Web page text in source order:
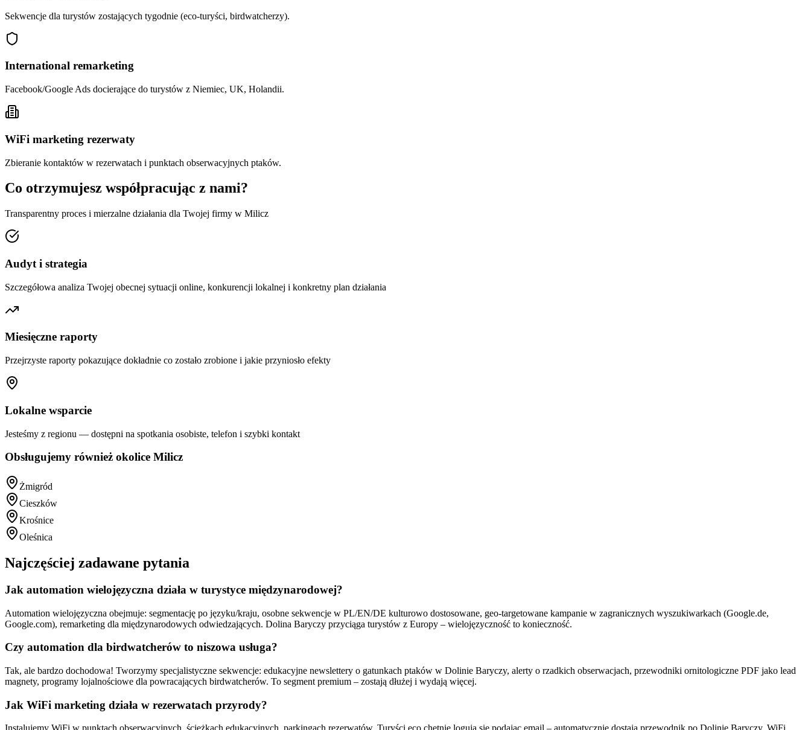
Sekwencje dla turystów zostających tygodnie (eco-turyści, birdwatcherzy).
International remarketing
Facebook/Google Ads docierające do turystów z Niemiec, UK, Holandii.
WiFi marketing rezerwaty
Zbieranie kontaktów w rezerwatach i punktach obserwacyjnych ptaków.
Co otrzymujesz współpracując z nami?
Transparentny proces i mierzalne działania dla Twojej firmy w Milicz
Audyt i strategia
Szczegółowa analiza Twojej obecnej sytuacji online, konkurencji lokalnej i konkretny plan działania
Miesięczne raporty
Przejrzyste raporty pokazujące dokładnie co zostało zrobione i jakie przyniosło efekty
Lokalne wsparcie
Jesteśmy z regionu — dostępni na spotkania osobiste, telefon i szybki kontakt
Obsługujemy również okolice Milicz
Żmigród
Cieszków
Krośnice
Oleśnica
Najczęściej zadawane pytania
Jak automation wielojęzyczna działa w turystyce międzynarodowej?
Automation wielojęzyczna obejmuje: segmentację po języku/kraju, osobne sekwencje w PL/EN/DE kulturowo dostosowane, geo-targetowane kampanie w zagranicznych wyszukiwarkach (Google.de,
Google.com), remarketing dla międzynarodowych odwiedzających. Dolina Baryczy przyciąga turystów z Europy – wielojęzyczność to konieczność.
Czy automation dla birdwatcherów to niszowa usługa?
Tak, ale bardzo dochodowa! Tworzymy specjalistyczne sekwencje: edukacyjne newslettery o gatunkach ptaków w Dolinie Baryczy, alerty o rzadkich obserwacjach, przewodniki ornitologiczne PDF jako lead
magnety, programy lojalnościowe dla powracających birdwatcherów. To segment premium – zostają dłużej i wydają więcej.
Jak WiFi marketing działa w rezerwatach przyrody?